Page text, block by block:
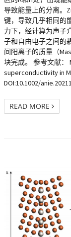
导致能量上的分离。
键，导致几乎相同的
力下，经计算为声子
子和自由电子之间的
间阳离子的质量（
块完成。 参考文献：
superconductivity in
DOI:10.1002/
READ MORE